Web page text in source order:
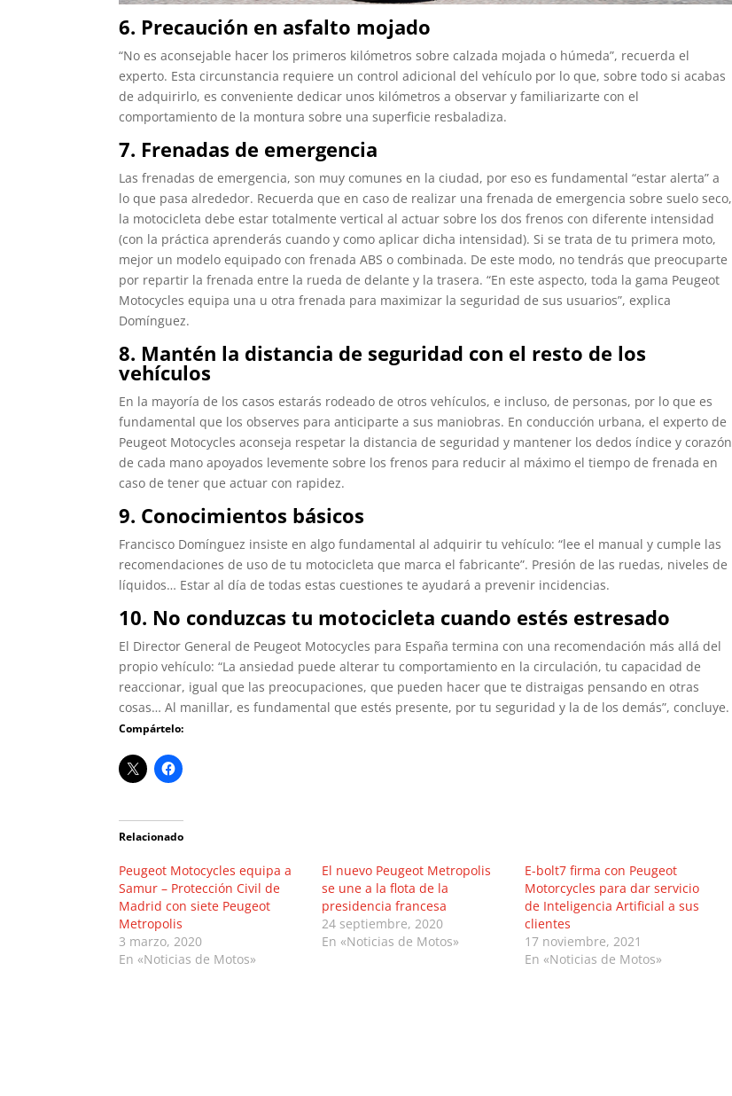
6. Precaución en asfalto mojado
“No es aconsejable hacer los primeros kilómetros sobre calzada mojada o húmeda”, recuerda el
experto. Esta circunstancia requiere un control adicional del vehículo por lo que, sobre todo si acabas
de adquirirlo, es conveniente dedicar unos kilómetros a observar y familiarizarte con el
comportamiento de la montura sobre una superficie resbaladiza.
7. Frenadas de emergencia
​Las frenadas de emergencia, son muy comunes en la ciudad, por eso es fundamental “estar alerta” a
lo que pasa alrededor. Recuerda que en caso de realizar una frenada de emergencia sobre suelo seco,
la motocicleta debe estar totalmente vertical al actuar sobre los dos frenos con diferente intensidad
(con la práctica aprenderás cuando y como aplicar dicha intensidad). Si se trata de tu primera moto,
mejor un modelo equipado con frenada ABS o combinada. De este modo, no tendrás que preocuparte
por repartir la frenada entre la rueda de delante y la trasera. “En este aspecto, toda la gama Peugeot
Motocycles equipa una u otra frenada para maximizar la seguridad de sus usuarios”, explica
Domínguez.
8. Mantén la distancia de seguridad con el resto de los
vehículos
En la mayoría de los casos estarás rodeado de otros vehículos, e incluso, de personas, por lo que es
fundamental que los observes para anticiparte a sus maniobras. En conducción urbana, el experto de
Peugeot Motocycles aconseja respetar la distancia de seguridad y mantener los dedos índice y corazón
de cada mano apoyados levemente sobre los frenos para reducir al máximo el tiempo de frenada en
caso de tener que actuar con rapidez.
9. Conocimientos básicos
Francisco Domínguez insiste en algo fundamental al adquirir tu vehículo: “lee el manual y cumple las
recomendaciones de uso de tu motocicleta que marca el fabricante”. Presión de las ruedas, niveles de
líquidos… Estar al día de todas estas cuestiones te ayudará a prevenir incidencias.
10. No conduzcas tu motocicleta cuando estés estresado
El Director General de Peugeot Motocycles para España termina con una recomendación más allá del
propio vehículo: “La ansiedad puede alterar tu comportamiento en la circulación, tu capacidad de
reaccionar, igual que las preocupaciones, que pueden hacer que te distraigas pensando en otras
cosas… Al manillar, es fundamental que estés presente, por tu seguridad y la de los demás”, concluye.
Compártelo:
Relacionado
Peugeot Motocycles equipa a
Samur – Protección Civil de
Madrid con siete Peugeot
Metropolis
3 marzo, 2020
En «Noticias de Motos»
El nuevo Peugeot Metropolis
se une a la flota de la
presidencia francesa
24 septiembre, 2020
En «Noticias de Motos»
E-bolt7 firma con Peugeot
Motorcycles para dar servicio
de Inteligencia Artificial a sus
clientes
17 noviembre, 2021
En «Noticias de Motos»